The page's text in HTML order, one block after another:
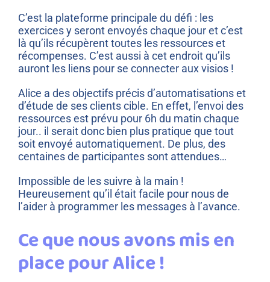
C’est la plateforme principale du défi : les
exercices y seront envoyés chaque jour et c’est
là qu’ils récupèrent toutes les ressources et
récompenses. C’est aussi à cet endroit qu’ils
auront les liens pour se connecter aux visios !
Alice a des objectifs précis d’automatisations et
d’étude de ses clients cible. En effet, l’envoi des
ressources est prévu pour 6h du matin chaque
jour.. il serait donc bien plus pratique que tout
soit envoyé automatiquement. De plus, des
centaines de participantes sont attendues…
Impossible de les suivre à la main !
Heureusement qu’il était facile pour nous de
l’aider à programmer les messages à l’avance.
Ce que nous avons mis en
place pour Alice !